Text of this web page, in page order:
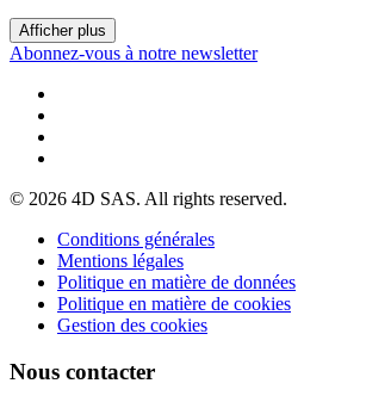
Afficher plus
Abonnez-vous à notre newsletter
© 2026 4D SAS. All rights reserved.
Conditions générales
Mentions légales
Politique en matière de données
Politique en matière de cookies
Gestion des cookies
Nous contacter